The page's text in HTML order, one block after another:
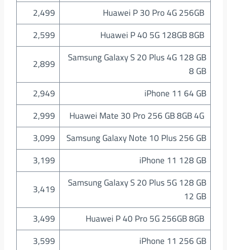
Huawei P 30 Pro 4G 256GB
2,499
Huawei P 40 5G 128GB 8GB
2,599
Samsung Galaxy S 20 Plus 4G 128 GB
8 GB
2,899
iPhone 11 64 GB
2,949
Huawei Mate 30 Pro 256 GB 8GB 4G
2,999
Samsung Galaxy Note 10 Plus 256 GB
3,099
iPhone 11 128 GB
3,199
Samsung Galaxy S 20 Plus 5G 128 GB
12 GB
3,419
Huawei P 40 Pro 5G 256GB 8GB
3,499
iPhone 11 256 GB
3,599